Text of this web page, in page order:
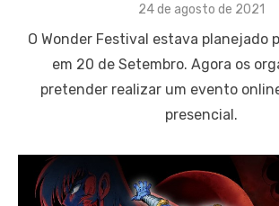
Posted
24 de agosto de 2021
O Wonder Festival estava planejado
em 20 de Setembro. Agora os
pretender realizar um evento
presencial.